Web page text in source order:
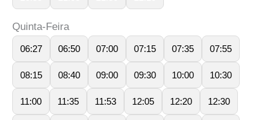
Quinta-Feira
06:27 06:50 07:00 07:15 07:35 07:55
08:15 08:40 09:00 09:30 10:00 10:30
11:00 11:35 11:53 12:05 12:20 12:30